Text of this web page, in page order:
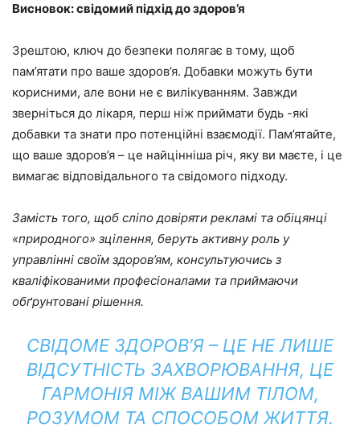
Висновок: свідомий підхід до здоров’я
Зрештою, ключ до безпеки полягає в тому, щоб
пам’ятати про ваше здоров’я. Добавки можуть бути
корисними, але вони не є вилікуванням. Завжди
зверніться до лікаря, перш ніж приймати будь -які
добавки та знати про потенційні взаємодії. Пам’ятайте,
що ваше здоров’я – це найцінніша річ, яку ви маєте, і це
вимагає відповідального та свідомого підходу.
Замість того, щоб сліпо довіряти рекламі та обіцянці
«природного» зцілення, беруть активну роль у
управлінні своїм здоров’ям, консультуючись з
кваліфікованими професіоналами та приймаючи
обґрунтовані рішення.
СВІДОМЕ ЗДОРОВ’Я – ЦЕ НЕ ЛИШЕ
ВІДСУТНІСТЬ ЗАХВОРЮВАННЯ, ЦЕ
ГАРМОНІЯ МІЖ ВАШИМ ТІЛОМ,
РОЗУМОМ ТА СПОСОБОМ ЖИТТЯ.